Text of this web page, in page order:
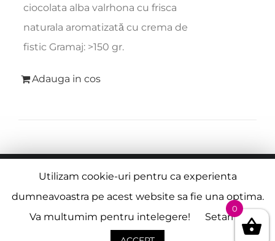
ciocolata alba valrhona cu frisca
naturala aromatizată cu crema de
fistic Gramaj: >150 gr.
Adauga in cos
© Copyright2026 |Termeni si Conditii| Creat de
Alexandru Virbanescu
FacebookInstagram
Utilizam cookie-uri pentru ca experienta
dumneavoastra pe acest website sa fie una optima.
Va multumim pentru intelegere!
Setari
0